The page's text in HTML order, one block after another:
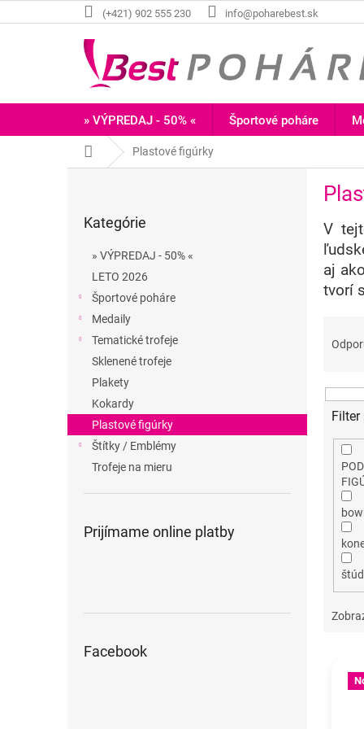
na
(+421) 902 555 230 info@poharebest.sk
» VÝPREDAJ - 50% « Športové poháre
DomovPlastové figúrky
kategórie
Kategórie
» VÝPREDAJ - 50% «
LETO 2026
Športové poháre
Medaily
Tematické trofeje
Sklenené trofeje
Plakety
Kokardy
Plastové figúrky
Štítky / Emblémy
Trofeje na mieru
Prijímame online platby
Facebook
V
aj
tvorí
n